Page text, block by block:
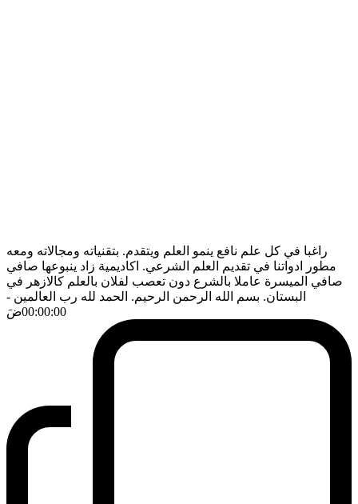
راغبا في كل علم نافع ينمو العلم ويتقدم. بتقنياته ومجالاته ومعه
مطور ادواتنا في تقديم العلم الشرعي. اكاديمية زاد ينبوعها صافي
صافي الميسرة عاملا بالشرع دون تعصب لفلان بالعلم كالازهر في
البستان. بسم الله الرحمن الرحيم. الحمد لله رب العالمين -
00:00:00ضَ